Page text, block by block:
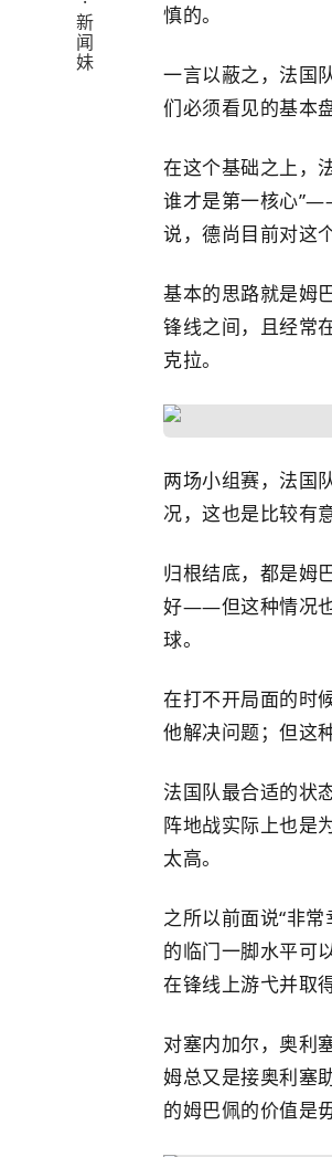
慎的。
一言以蔽之，法国
们必须看见的基本盘
在这个基础之上，
谁才是第一核心
说，德尚目前对这
基本的思路就是姆
锋线之间，且经常
克拉。
两场小组赛，法国
况，这也是比较有
归根结底，都是姆
好——但这种情况也
球。
在打不开局面的时
他解决问题；但这
法国队最合适的状
阵地战实际上也是
太高。
之所以前面说“非
的临门一脚水平可
在锋线上游弋并取
对塞内加尔，奥利
姆总又是接奥利塞
的姆巴佩的价值是